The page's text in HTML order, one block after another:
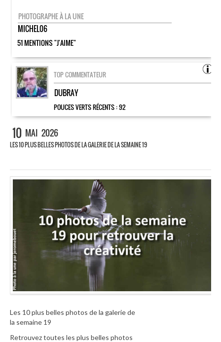
PHOTOGRAPHE À LA UNE
MICHEL06
51 MENTIONS "J'AIME"
TOP COMMENTATEUR
DUBRAY
POUCES VERTS RÉCENTS :92
10 MAI 2026
LES 10 PLUS BELLES PHOTOS DE LA GALERIE DE LA SEMAINE 19
Les 10 plus belles photos de la galerie de
la semaine 19
Retrouvez toutes les plus belles photos